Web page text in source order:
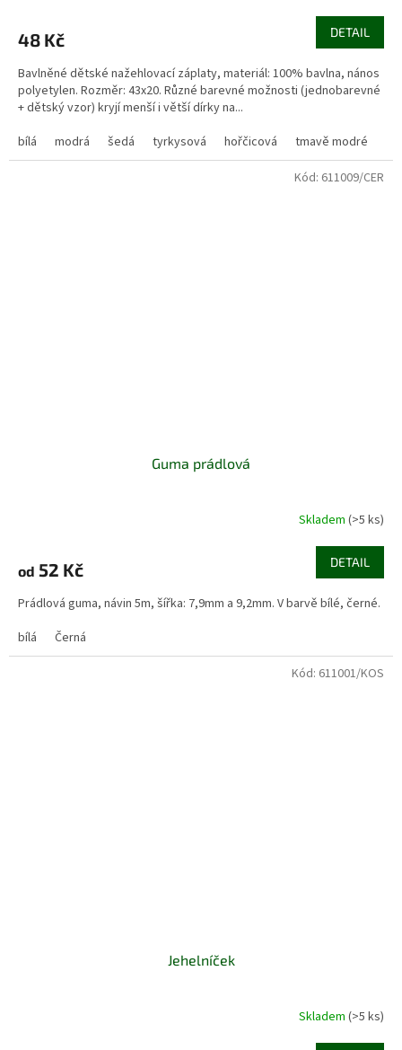
48 Kč DETAIL
Bavlněné dětské nažehlovací záplaty, materiál: 100% bavlna, nános
polyetylen. Rozměr: 43x20. Různé barevné možnosti (jednobarevné
+ dětský vzor) kryjí menší i větší dírky na...
bílá
modrá šedá tyrkysová hořčicová tmavě modré
Guma prádlová
Skladem (>5 ks)
od 52 Kč DETAIL
Prádlová guma, návin 5m, šířka: 7,9mm a 9,2mm. V barvě bílé, černé.
bílá
Černá
Kód: 611009/CER
Jehelníček
Skladem (>5 ks)
Kód: 611001/KOS